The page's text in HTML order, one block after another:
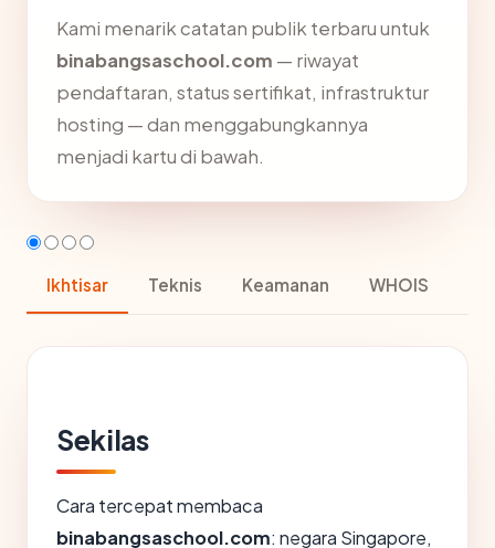
Kami menarik catatan publik terbaru untuk
binabangsaschool.com — riwayat
pendaftaran, status sertifikat, infrastruktur
hosting — dan menggabungkannya
menjadi kartu di bawah.
Ikhtisar Teknis Keamanan WHOIS
Sekilas
Cara tercepat membaca
binabangsaschool.com: negara Singapore,